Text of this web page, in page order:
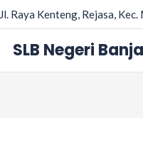
Jl. Raya Kenteng, Rejasa,
SLB Negeri
Post
navigation